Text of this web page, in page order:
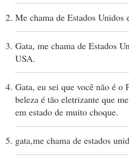
Me chama de Estados Unidos
Gata, me chama de Estados
USA.
Gata, eu sei que você não é o
beleza é tão eletrizante que
em estado de muito choque.
gata,me chama de estados